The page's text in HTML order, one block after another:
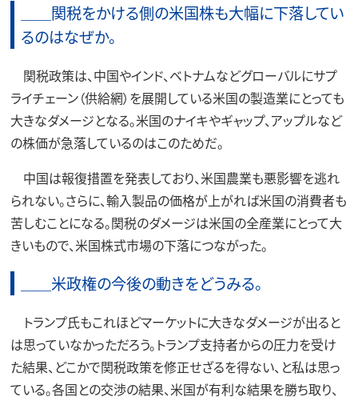
＿＿関税をかける側の米国株も大幅に下落してい
るのはなぜか。
関税政策は、中国やインド、ベトナムなどグローバルにサプ
ライチェーン（供給網）を展開している米国の製造業にとっても
大きなダメージとなる。米国のナイキやギャップ、アップルなど
の株価が急落しているのはこのためだ。
中国は報復措置を発表しており、米国農業も悪影響を逃れ
られない。さらに、輸入製品の価格が上がれば米国の消費者も
苦しむことになる。関税のダメージは米国の全産業にとって大
きいもので、米国株式市場の下落につながった。
＿＿米政権の今後の動きをどうみる。
トランプ氏もこれほどマーケットに大きなダメージが出ると
は思っていなかっただろう。トランプ支持者からの圧力を受け
た結果、どこかで関税政策を修正せざるを得ない、と私は思っ
ている。各国との交渉の結果、米国が有利な結果を勝ち取り、